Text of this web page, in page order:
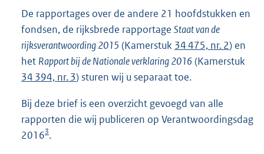
k
:
r
n
e
l
i
k
:
De rapportages over de andere 21 hoofdstukken en
fondsen, de rijksbrede rapportage Staat van de
rijksverantwoording 2015 (Kamerstuk 34 475, nr. 2) en
het Rapport bij de Nationale verklaring 2016(Kamerstuk
34 394, nr. 3) sturen wij u separaat toe.
Bij deze brief is een overzicht gevoegd van alle
rapporten die wij publiceren op Verantwoordingsdag
20163.